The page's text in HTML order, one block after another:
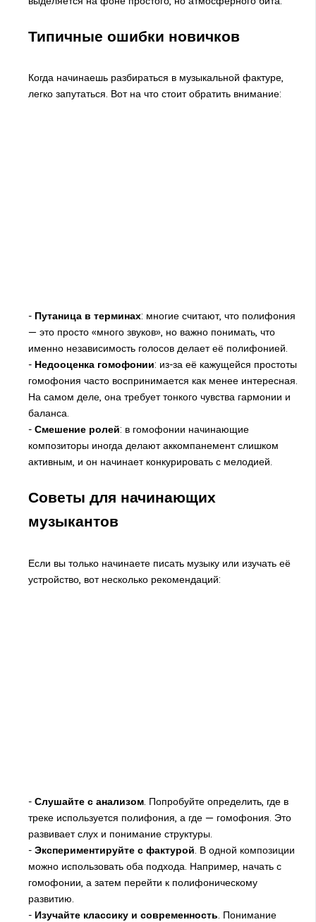
Типичные ошибки новичков
Когда начинаешь разбираться в музыкальной фактуре,
легко запутаться. Вот на что стоит обратить внимание:
- Путаница в терминах: многие считают, что полифония
— это просто «много звуков», но важно понимать, что
именно независимость голосов делает её полифонией.
- Недооценка гомофонии: из-за её кажущейся простоты
гомофония часто воспринимается как менее интересная.
На самом деле, она требует тонкого чувства гармонии и
баланса.
- Смешение ролей: в гомофонии начинающие
композиторы иногда делают аккомпанемент слишком
активным, и он начинает конкурировать с мелодией.
Советы для начинающих
музыкантов
Если вы только начинаете писать музыку или изучать её
устройство, вот несколько рекомендаций:
- Слушайте с анализом. Попробуйте определить, где в
треке используется полифония, а где — гомофония. Это
развивает слух и понимание структуры.
- Экспериментируйте с фактурой . В одной композиции
можно использовать оба подхода. Например, начать с
гомофонии, а затем перейти к полифоническому
развитию.
- Изучайте классику и современность . Понимание